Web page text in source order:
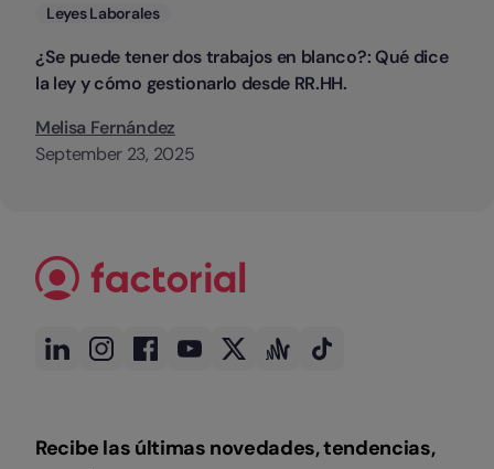
Categorias
Leyes Laborales
¿Se puede tener dos trabajos en blanco?: Qué dice
la ley y cómo gestionarlo desde RR.HH.
Melisa Fernández
September 23, 2025
Recibe las últimas novedades, tendencias,